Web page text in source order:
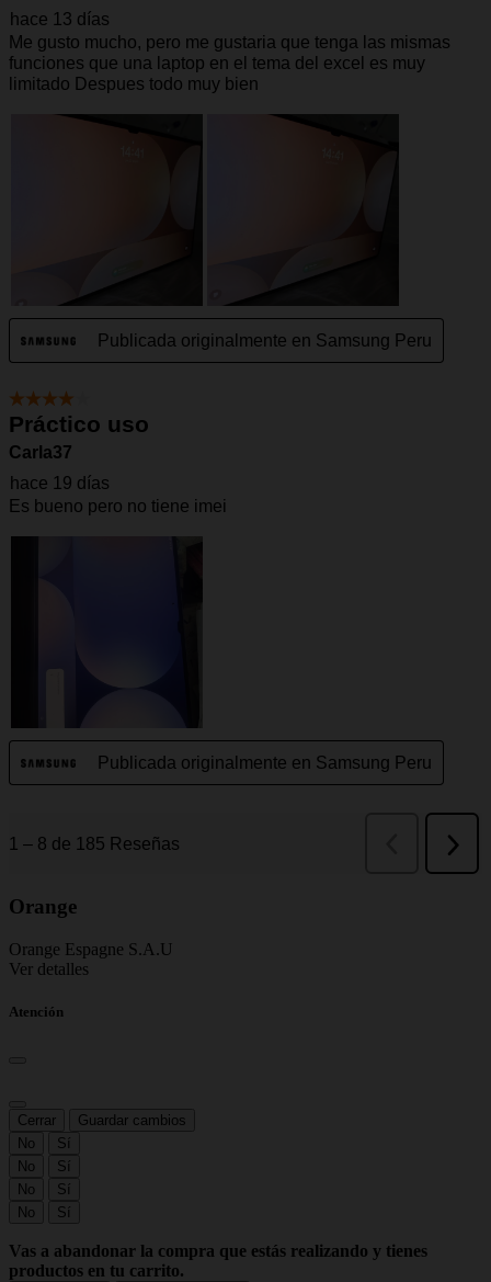
Orange
Orange Espagne S.A.U
Ver detalles
Atención
Cerrar
Guardar cambios
No
Sí
No
Sí
No
Sí
No
Sí
Vas a abandonar la compra que estás realizando y tienes
productos en tu carrito.